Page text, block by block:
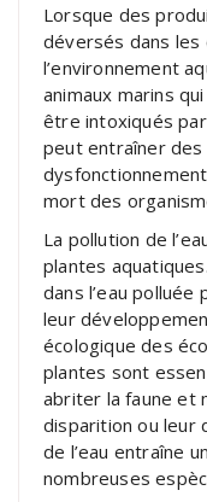
Lorsque des
déversés dans les
l’environnement
animaux marins
être intoxiqués
peut entraîner
mort des
La pollution de
plantes
dans l’eau
leur
écologique des
plantes sont
abriter la faune et
disparition ou leur
de l’eau entraîne
nombreuses